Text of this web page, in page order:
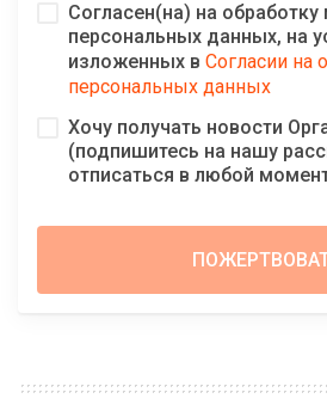
Согласен(на) на обработку
персональных данных, на
изложенных в Согласии на
персональных данных
Хочу получать новости
(подпишитесь на нашу
отписаться в любой